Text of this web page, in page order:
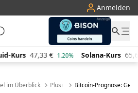
Anmelden
Solana-Kurs 65,68 € 2.60% TRON-Kurs
im Überblick Plus+ Bitcoin-Prognose: